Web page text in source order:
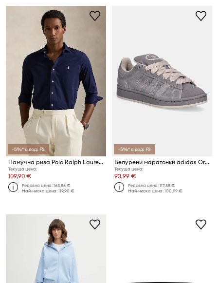
-5%* с код: FS
Памучна риза Polo Ralph Lauren
Текуща цена:
109,90 €
Редовна цена:163,56 €
Най-ниска цена:119,90 €
-5%* с код: FS
Велурени маратонки adidas Originals Campus 00s
Текуща цена:
93,99 €
Редовна цена:117,55 €
Най-ниска цена:100,99 €